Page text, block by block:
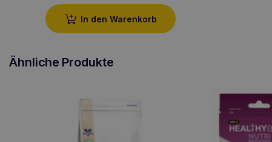
In den Warenkorb
Ähnliche Produkte